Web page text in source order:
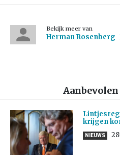
Bekijk meer van
Herman Rosenberg
krijgen
NIEUWS